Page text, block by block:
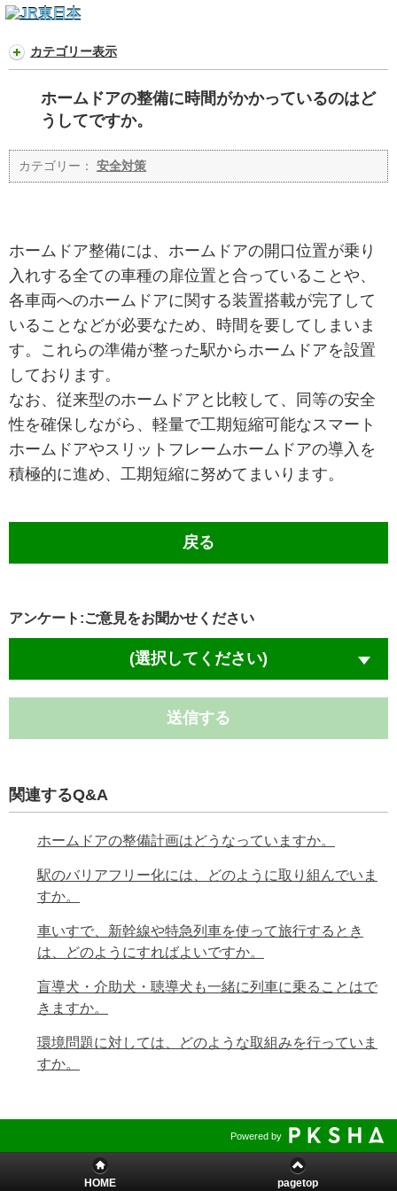
カテゴリー表示
ホームドアの整備に時間がかかっているのはど
うしてですか。
カテゴリー： 安全対策
ホームドア整備には、ホームドアの開口位置が乗り
入れする全ての車種の扉位置と合っていることや、
各車両へのホームドアに関する装置搭載が完了して
いることなどが必要なため、時間を要してしまいま
す。これらの準備が整った駅からホームドアを設置
しております。
なお、従来型のホームドアと比較して、同等の安全
性を確保しながら、軽量で工期短縮可能なスマート
ホームドアやスリットフレームホームドアの導入を
積極的に進め、工期短縮に努めてまいります。
戻る
アンケート:ご意見をお聞かせください
(選択してください)
送信する
関連するQ&A
ホームドアの整備計画はどうなっていますか。
駅のバリアフリー化には、どのように取り組んでいま
すか。
車いすで、新幹線や特急列車を使って旅行するとき
は、どのようにすればよいですか。
盲導犬・介助犬・聴導犬も一緒に列車に乗ることはで
きますか。
環境問題に対しては、どのような取組みを行っていま
すか。
Powered by
HOME pagetop